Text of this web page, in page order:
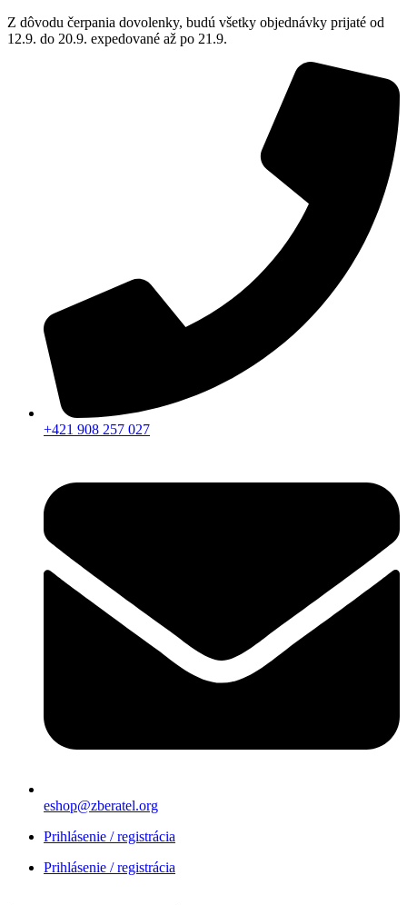
Z dôvodu čerpania dovolenky, budú všetky objednávky prijaté od
12.9. do 20.9. expedované až po 21.9.
+421 908 257 027
eshop@zberatel.org
Prihlásenie / registrácia
Prihlásenie / registrácia